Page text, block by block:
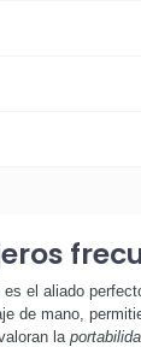
es el aliado
de mano,
la